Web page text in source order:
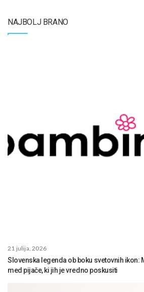
NAJBOLJ BRANO
21 julija, 2026
Slovenska legenda ob boku svetovnih ikon:
med pijače, ki jih je vredno poskusiti